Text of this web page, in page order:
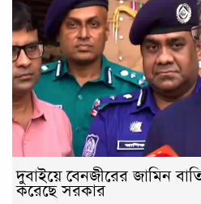
দুবাইয়ে বেনজীরের জামিন
করেছে সরকার